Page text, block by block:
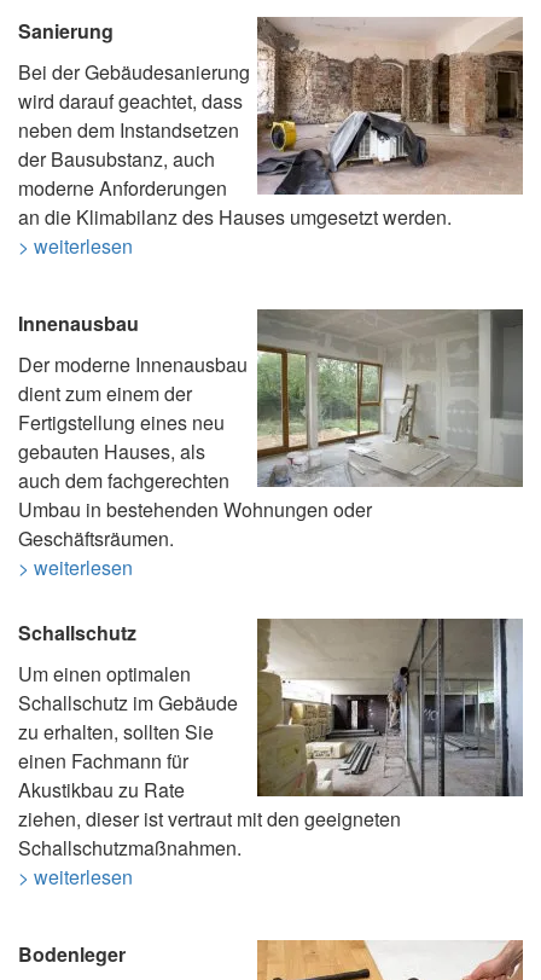
Sanierung
Bei der Gebäudesanierung
wird darauf geachtet, dass
neben dem Instandsetzen
der Bausubstanz, auch
moderne Anforderungen
an die Klimabilanz des Hauses umgesetzt werden.
> weiterlesen
Innenausbau
Der moderne Innenausbau
dient zum einem der
Fertigstellung eines neu
gebauten Hauses, als
auch dem fachgerechten
Umbau in bestehenden Wohnungen oder
Geschäftsräumen.
> weiterlesen
Schallschutz
Um einen optimalen
Schallschutz im Gebäude
zu erhalten, sollten Sie
einen Fachmann für
Akustikbau zu Rate
ziehen, dieser ist vertraut mit den geeigneten
Schallschutzmaßnahmen.
> weiterlesen
Bodenleger